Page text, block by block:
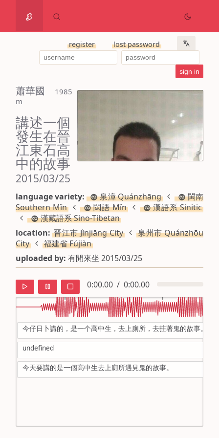
register lost password
蕭華國
1985
m
講述一個
發生在晉
江東石高
中的故事
2015/03/25
language variety: 泉漳 Quánzhāng
閩南
Southern Mǐn
閩語 Mǐn
漢語系 Sinitic
漢藏語系 Sino-Tibetan
location:晋江市 Jìnjiāng City
泉州市 Quánzhōu
City
福建省 Fújiàn
uploaded by: 有閒來坐 2015/03/25
0:00.00 / 0:00.00
default
ipa
mandarin
今仔日卜講的，是一个高中生，去上廁所，去拄著鬼的故事。
undefined
今天要講的是一個高中生去上廁所遇見鬼的故事。